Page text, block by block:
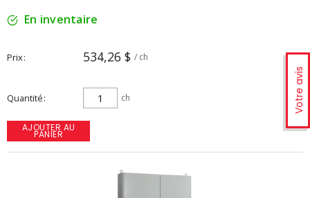
Votre avis
En inventaire
Prix 534,26 $ / ch
Quantité ch
AJOUTER AU
PANIER